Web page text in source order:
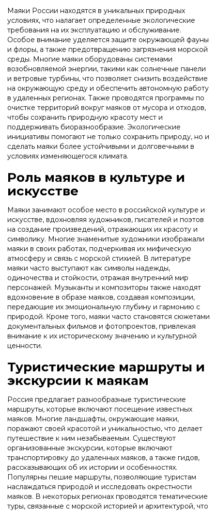
Маяки России находятся в уникальных природных
условиях, что налагает определенные экологические
требования на их эксплуатацию и обслуживание.
Особое внимание уделяется защите окружающей фауны
и флоры, а также предотвращению загрязнения морской
среды. Многие маяки оборудованы системами
возобновляемой энергии, такими как солнечные панели
и ветровые турбины, что позволяет снизить воздействие
на окружающую среду и обеспечить автономную работу
в удаленных регионах. Также проводятся программы по
очистке территорий вокруг маяков от мусора и отходов,
чтобы сохранить природную красоту мест и
поддерживать биоразнообразие. Экологические
инициативы помогают не только сохранить природу, но и
сделать маяки более устойчивыми и долговечными в
условиях изменяющегося климата.
Роль маяков в культуре и
искусстве
Маяки занимают особое место в российской культуре и
искусстве, вдохновляя художников, писателей и поэтов
на создание произведений, отражающих их красоту и
символику. Многие знаменитые художники изображали
маяки в своих работах, подчеркивая их мифическую
атмосферу и связь с морской стихией. В литературе
маяки часто выступают как символы надежды,
одиночества и стойкости, отражая внутренний мир
персонажей. Музыканты и композиторы также находят
вдохновение в образе маяков, создавая композиции,
передающие их эмоциональную глубину и гармонию с
природой. Кроме того, маяки часто становятся сюжетами
документальных фильмов и фотопроектов, привлекая
внимание к их историческому значению и культурной
ценности.
Туристические маршруты и
экскурсии к маякам
Россия предлагает разнообразные туристические
маршруты, которые включают посещение известных
маяков. Многие ландшафты, окружающие маяки,
поражают своей красотой и уникальностью, что делает
путешествие к ним незабываемым. Существуют
организованные экскурсии, которые включают
транспортировку до удаленных маяков, а также гидов,
рассказывающих об их истории и особенностях.
Популярны пешие маршруты, позволяющие туристам
наслаждаться природой и исследовать окрестности
маяков. В некоторых регионах проводятся тематические
туры, связанные с морской историей и архитектурой, что